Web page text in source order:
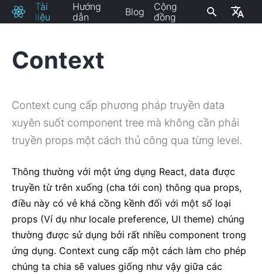
React
Tài
liệu
Hướng
dẫn
Blog
Cộng
đồng
Context
Context cung cấp phương pháp truyền data
xuyên suốt component tree mà không cần phải
truyền props một cách thủ công qua từng level.
Thông thường với một ứng dụng React, data được
truyền từ trên xuống (cha tới con) thông qua props,
điều này có vẻ khá cồng kềnh đối với một số loại
props (Ví dụ như locale preference, UI theme) chúng
thường được sử dụng bởi rất nhiều component trong
ứng dụng. Context cung cấp một cách làm cho phép
chúng ta chia sẽ values giống như vậy giữa các
CÀI ĐẶT
Thêm React Vào Một Website
Tạo Một App React Mới
Các Đường Dẫn CDN
KHÁI NIỆM CHÍNH
1. Hello World
2. Giới thiệu JSX
3. Rendering Elements
4. Components Và Props